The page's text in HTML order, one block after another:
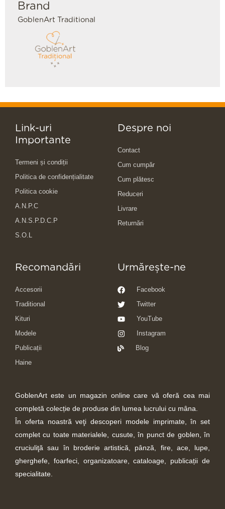
Brand
GoblenArt Traditional
Link-uri
Importante
Termeni și condiții
Politica de confidențialitate
Politica cookie
A.N.P.C
A.N.S.P.D.C.P
S.O.L
Despre noi
Contact
Cum cumpăr
Cum plătesc
Reduceri
Livrare
Returnări
Recomandări
Accesorii
Traditional
Kituri
Modele
Publicații
Haine
Urmărește-ne
Facebook
Twitter
YouTube
Instagram
Blog
GoblenArt este un magazin online care vă oferă cea mai
completă colecție de produse din lumea lucrului cu mâna.
În oferta noastră veţi descoperi modele imprimate, în set
complet cu toate materialele, cusute, în punct de goblen, în
cruciuliţă sau în broderie artistică, pânză, fire, ace, lupe,
gherghefe, foarfeci, organizatoare, cataloage, publicații de
specialitate.